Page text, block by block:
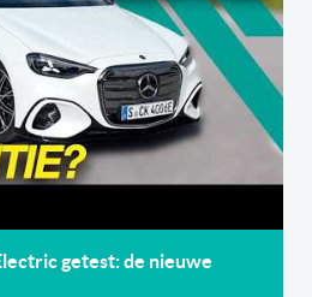
getest: de nieuwe